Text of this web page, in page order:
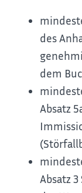
des
dem
Absatz
Absatz